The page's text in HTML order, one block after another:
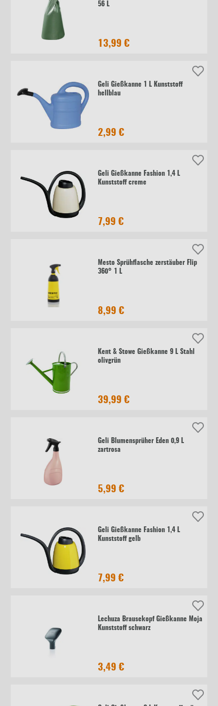
56 L
13,99 €
Geli Gießkanne 1 L Kunststoff
hellblau
2,99 €
Geli Gießkanne Fashion 1,4 L
Kunststoff creme
7,99 €
Mesto Sprühflasche zerstäuber Flip
360° 1 L
8,99 €
Kent & Stowe Gießkanne 9 L Stahl
olivgrün
39,99 €
Geli Blumensprüher Eden 0,9 L
zartrosa
5,99 €
Geli Gießkanne Fashion 1,4 L
Kunststoff gelb
7,99 €
Lechuza Brausekopf Gießkanne Moja
Kunststoff schwarz
3,49 €